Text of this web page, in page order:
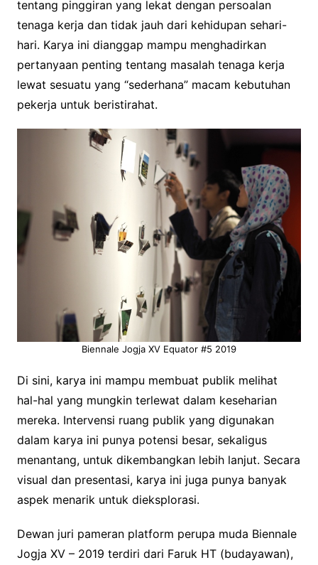
tentang pinggiran yang lekat dengan persoalan
tenaga kerja dan tidak jauh dari kehidupan sehari-
hari. Karya ini dianggap mampu menghadirkan
pertanyaan penting tentang masalah tenaga kerja
lewat sesuatu yang “sederhana” macam kebutuhan
pekerja untuk beristirahat.
Biennale Jogja XV Equator #5 2019
Di sini, karya ini mampu membuat publik melihat
hal-hal yang mungkin terlewat dalam keseharian
mereka. Intervensi ruang publik yang digunakan
dalam karya ini punya potensi besar, sekaligus
menantang, untuk dikembangkan lebih lanjut. Secara
visual dan presentasi, karya ini juga punya banyak
aspek menarik untuk dieksplorasi.
Dewan juri pameran platform perupa muda Biennale
Jogja XV – 2019 terdiri dari Faruk HT (budayawan),